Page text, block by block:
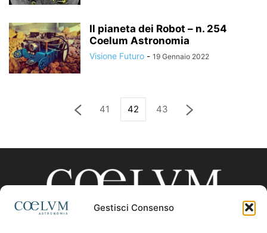
Gestisci Consenso
Il pianeta dei Robot – n. 254
Coelum Astronomia
Visione Futuro - 19 Gennaio 2022
41 42 43